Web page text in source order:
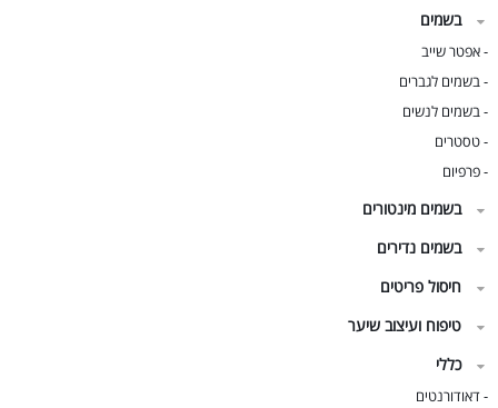
בשמים
-אפטר שייב
-בשמים לגברים
-בשמים לנשים
-טסטרים
-פרפיום
בשמים מינטורים
בשמים נדירים
חיסול פריטים
טיפוח ועיצוב שיער
כללי
-דאודורנטים